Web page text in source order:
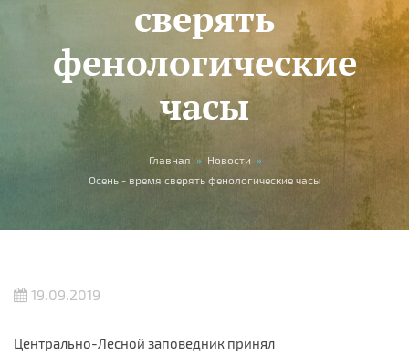
сверять
фенологические
часы
Вы здесь Главная » Новости »
Осень - время сверять фенологические часы
19.09.2019
Центрально-Лесной заповедник принял